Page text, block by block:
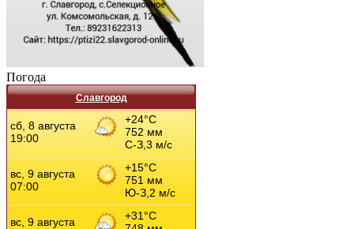
Погода
Славгород